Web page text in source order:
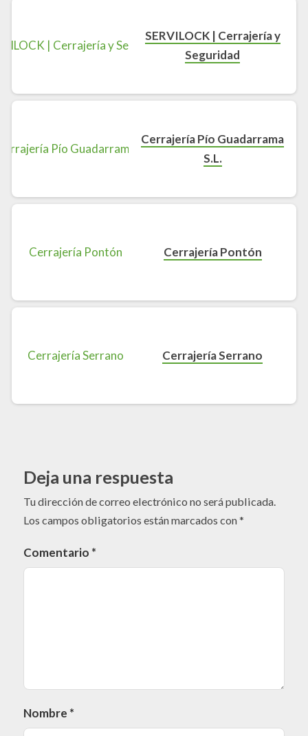
SERVILOCK | Cerrajería y
Seguridad
Cerrajería Pío Guadarrama
S.L.
Cerrajería Pontón
Cerrajería Serrano
Deja una respuesta
Tu dirección de correo electrónico no será publicada.
Los campos obligatorios están marcados con*
Comentario *
Nombre *